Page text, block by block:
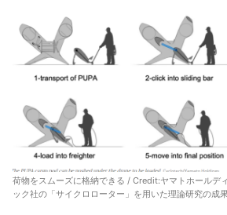
荷物をスムーズに格納できる / Credit:ヤマトホールデ
ック社の「サイクロローター」を用いた理論研究の成